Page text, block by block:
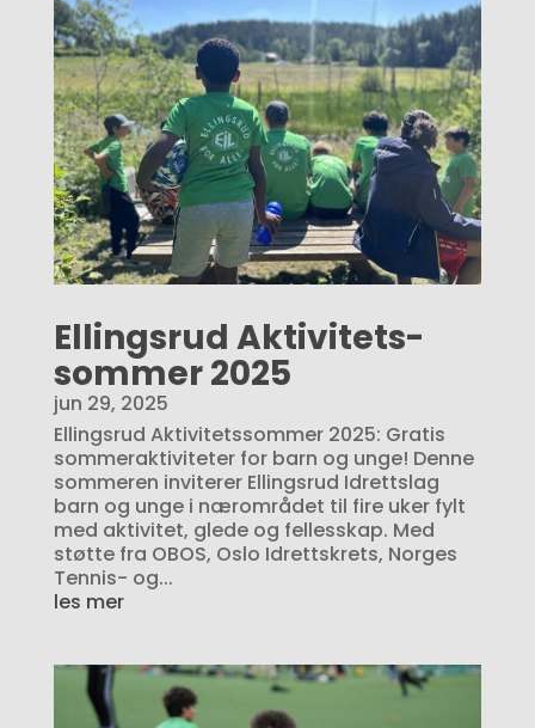
Ellingsrud Aktivitets-
sommer 2025
jun 29, 2025
Ellingsrud Aktivitetssommer 2025: Gratis
sommeraktiviteter for barn og unge! Denne
sommeren inviterer Ellingsrud Idrettslag
barn og unge i nærområdet til fire uker fylt
med aktivitet, glede og fellesskap. Med
støtte fra OBOS, Oslo Idrettskrets, Norges
Tennis- og...
les mer